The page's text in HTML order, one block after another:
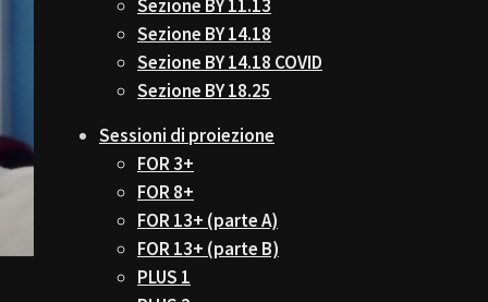
Sezione BY 11.13
Sezione BY 14.18
Sezione BY 14.18 COVID
Sezione BY 18.25
Sessioni di proiezione
FOR 3+
FOR 8+
FOR 13+ (parte A)
FOR 13+ (parte B)
PLUS 1